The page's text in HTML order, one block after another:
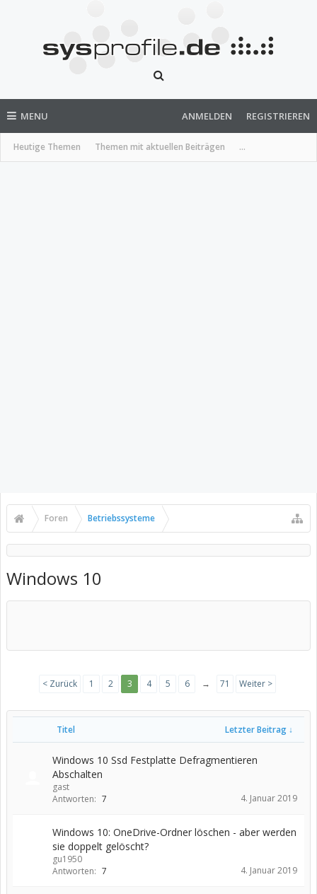
MENU
Heutige Themen Themen mit aktuellen Beiträgen ...
ANMELDEN REGISTRIEREN
Foren Betriebssysteme
Windows 10
< Zurück 1 2 3 4 5 6 → 71 Weiter >
Titel Letzter Beitrag ↓
Windows 10 Ssd Festplatte Defragmentieren
Abschalten
gast
Antworten: 7 4. Januar 2019
Windows 10: OneDrive-Ordner löschen - aber werden
sie doppelt gelöscht?
gu1950
Antworten: 7 4. Januar 2019